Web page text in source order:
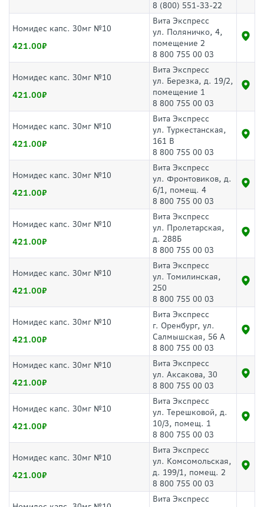
8 (800) 551-33-22
Номидес капс. 30мг №10
421.00
Вита Экспресс
ул. Поляничко, 4,
помещение 2
8 800 755 00 03
Номидес капс. 30мг №10
421.00
Вита Экспресс
ул. Березка, д. 19/2,
помещение 1
8 800 755 00 03
Номидес капс. 30мг №10
421.00
Вита Экспресс
ул. Туркестанская,
161 В
8 800 755 00 03
Номидес капс. 30мг №10
421.00
Вита Экспресс
ул. Фронтовиков, д.
6/1, помещ. 4
8 800 755 00 03
Номидес капс. 30мг №10
421.00
Вита Экспресс
ул. Пролетарская,
д. 288Б
8 800 755 00 03
Номидес капс. 30мг №10
421.00
Вита Экспресс
ул. Томилинская,
250
8 800 755 00 03
Номидес капс. 30мг №10
421.00
Вита Экспресс
г. Оренбург, ул.
Салмышская, 56 А
8 800 755 00 03
Номидес капс. 30мг №10
421.00
Вита Экспресс
ул. Аксакова, 30
8 800 755 00 03
Номидес капс. 30мг №10
421.00
Вита Экспресс
ул. Терешковой, д.
10/3, помещ. 1
8 800 755 00 03
Номидес капс. 30мг №10
421.00
Вита Экспресс
ул. Комсомольская,
д. 199/1, помещ. 2
8 800 755 00 03
Вита Экспресс